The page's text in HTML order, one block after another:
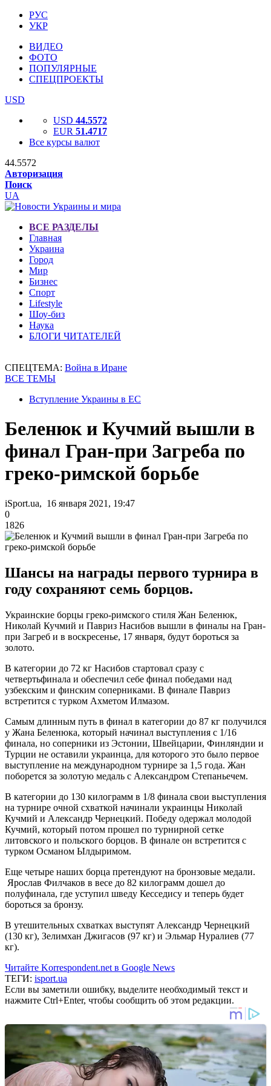
РУС
УКР
ВИДЕО
ФОТО
ПОПУЛЯРНЫЕ
СПЕЦПРОЕКТЫ
USD
USD 44.5572
EUR 51.4717
Все курсы валют
44.5572
Авторизация
Поиск
UA
ВСЕ РАЗДЕЛЫ
Главная
Украина
Город
Мир
Бизнес
Спорт
Lifestyle
Шоу-биз
Наука
БЛОГИ ЧИТАТЕЛЕЙ
СПЕЦТЕМА: Война в Иране
ВСЕ ТЕМЫ
Вступление Украины в ЕС
Беленюк и Кучмий вышли в
финал Гран-при Загреба по
греко-римской борьбе
iSport.ua, 16 января 2021, 19:47
0
1826
Шансы на награды первого турнира в
году сохраняют семь борцов.
Украинские борцы греко-римского стиля Жан Беленюк,
Николай Кучмий и Павриз Насибов вышли в финалы на Гран-
при Загреб и в воскресенье, 17 января, будут бороться за
золото.
В категории до 72 кг Насибов стартовал сразу с
четвертьфинала и обеспечил себе финал победами над
узбекским и финским соперниками. В финале Павриз
встретится с турком Ахметом Илмазом.
Самым длинным путь в финал в категории до 87 кг получился
у Жана Беленюка, который начинал выступления с 1/16
финала, но соперники из Эстонии, Швейцарии, Финляндии и
Турции не оставили украинца, для которого это было первое
выступление на международном турнире за 1,5 года. Жан
поборется за золотую медаль с Александром Степаньечем.
В категории до 130 килограмм в 1/8 финала свои выступления
на турнире очной схваткой начинали украинцы Николай
Кучмий и Александр Чернецкий. Победу одержал молодой
Кучмий, который потом прошел по турнирной сетке
литовского и польского борцов. В финале он встретится с
турком Османом Ылдыримом.
Еще четыре наших борца претендуют на бронзовые медали.
Ярослав Филчаков в весе до 82 килограмм дошел до
полуфинала, где уступил шведу Кесседису и теперь будет
бороться за бронзу.
В утешительных схватках выступят Александр Чернецкий
(130 кг), Зелимхан Джигасов (97 кг) и Эльмар Нуралиев (77
кг).
Читайте Korrespondent.net в Google News
ТЕГИ: isport.ua
Если вы заметили ошибку, выделите необходимый текст и
нажмите Ctrl+Enter, чтобы сообщить об этом редакции.